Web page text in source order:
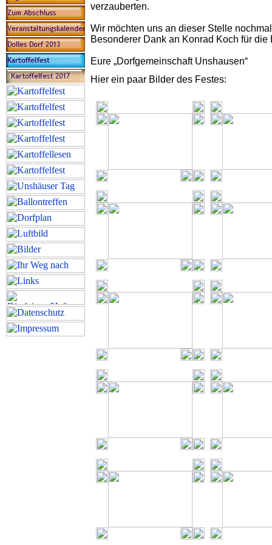
verzauberten.
Wir möchten uns an dieser Stelle
Besonderer Dank an Konrad Koch für
Eure „Dorfgemeinschaft Unshausen“
Hier ein paar Bilder des Festes: